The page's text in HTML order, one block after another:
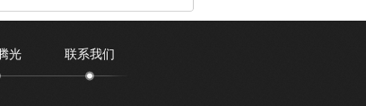
光 联系我们